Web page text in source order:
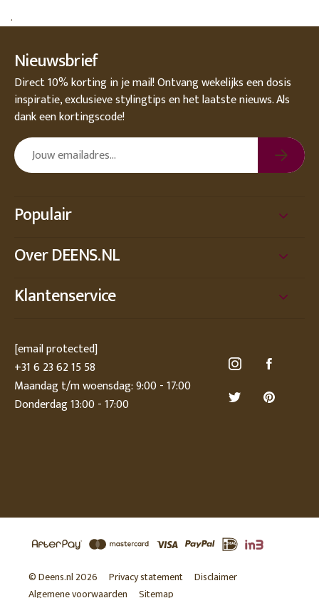
.
Nieuwsbrief
Direct 10% korting in je mail! Ontvang wekelijks een dosis
inspiratie, exclusieve stylingtips en het laatste nieuws. Als
dank een kortingscode!
Populair
Over DEENS.NL
Klantenservice
[email protected]
+31 6 23 62 15 58
Maandag t/m woensdag: 9:00 - 17:00
Donderdag 13:00 - 17:00
© Deens.nl 2026 Privacy statement
Disclaimer
Algemene voorwaarden
Sitemap